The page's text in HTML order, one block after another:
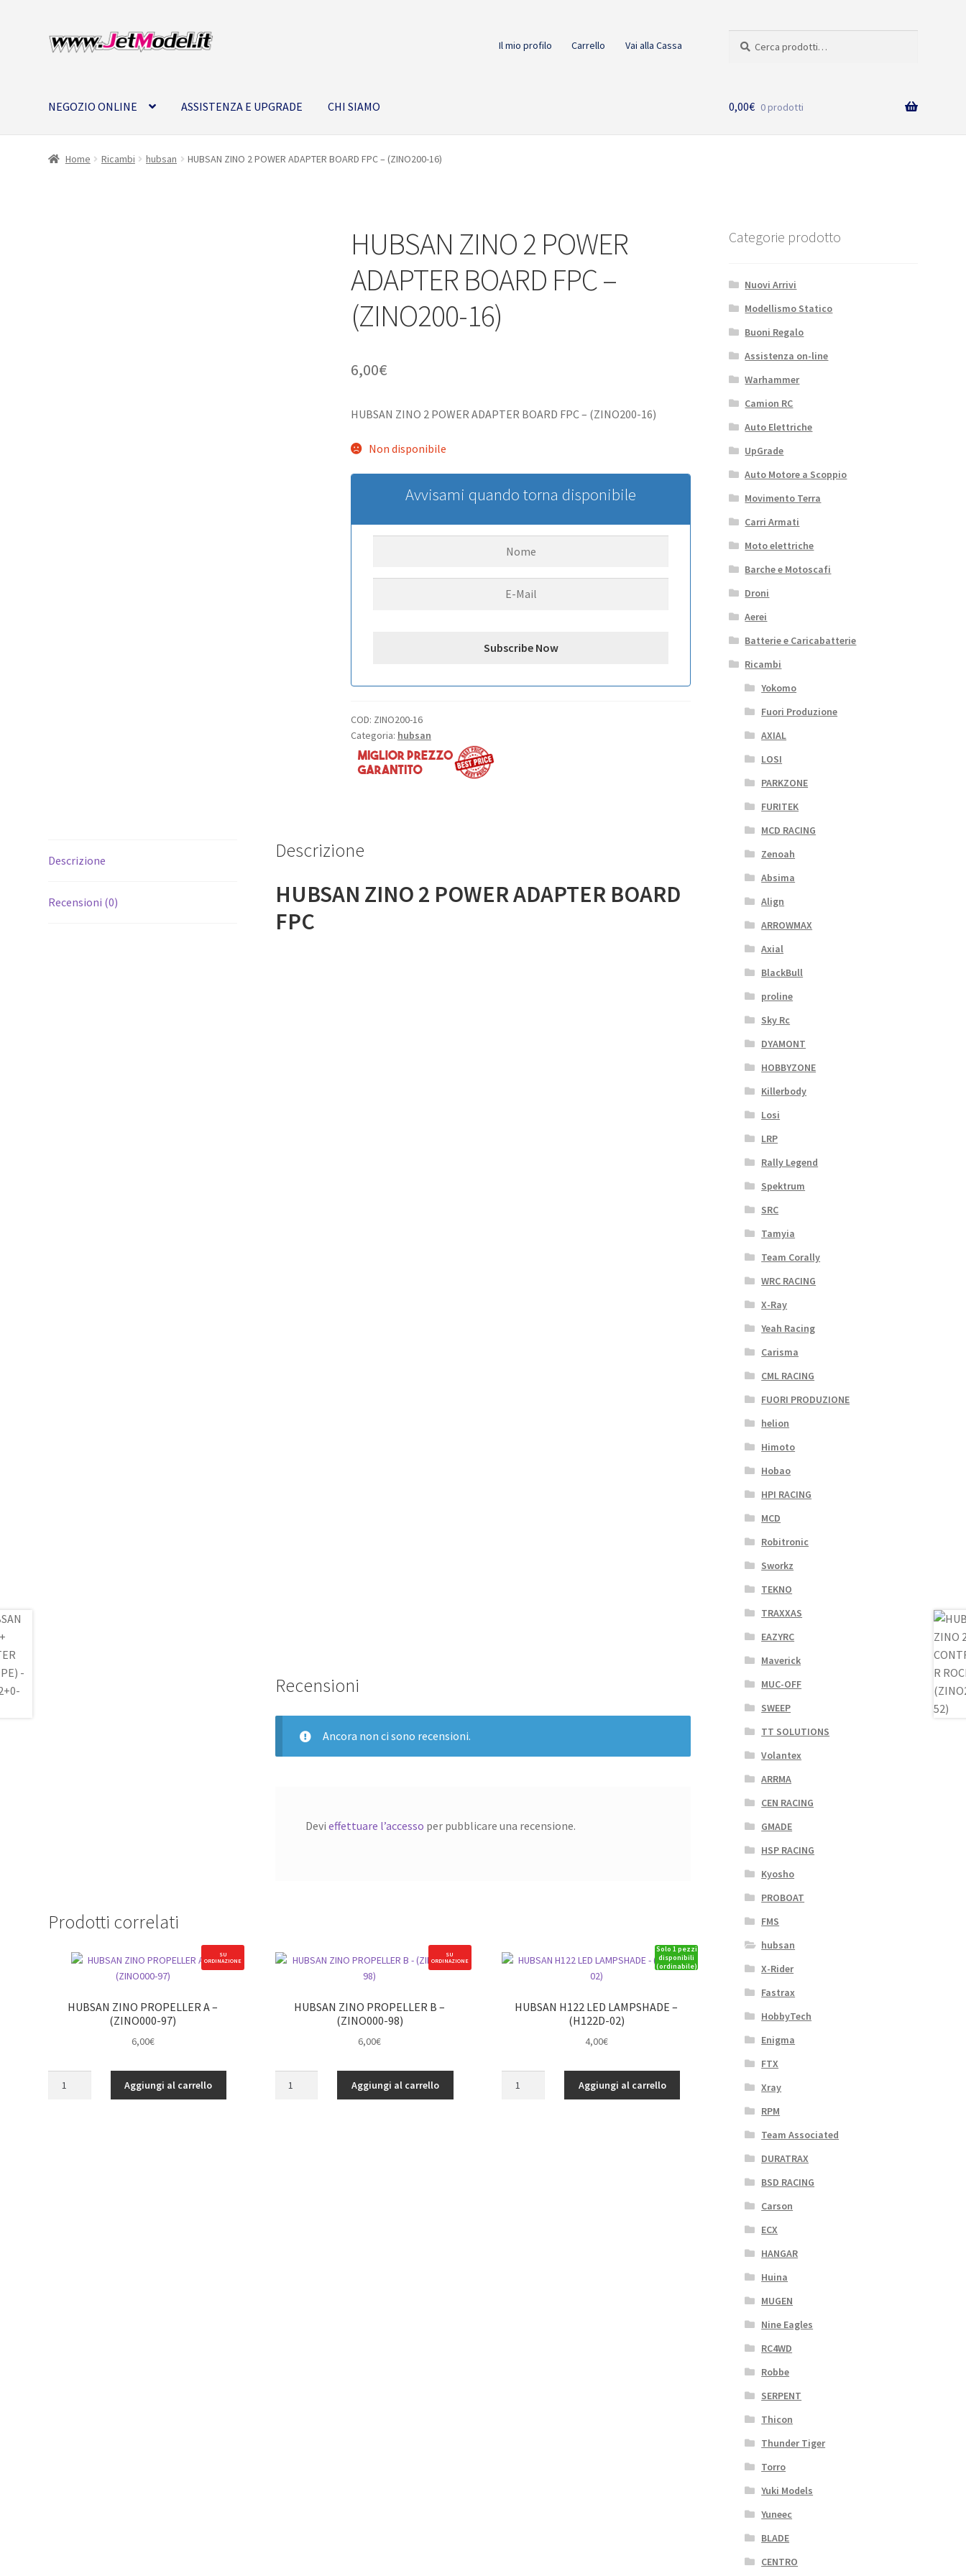
Vai
alla
Vai
al
Il mio profilo Carrello Vai alla Cassa
NEGOZIO ONLINE ASSISTENZA E UPGRADE CHI SIAMO 0,00€ 0 prodotti
Home Ricambi hubsan HUBSAN ZINO 2 POWER ADAPTER BOARD FPC – (ZINO200-16)
HUBSAN ZINO 2 POWER
ADAPTER BOARD FPC –
(ZINO200-16)
6,00€
HUBSAN ZINO 2 POWER ADAPTER BOARD FPC – (ZINO200-16)
Non disponibile
Avvisami quando torna disponibile
COD: ZINO200-16
Categoria: hubsan
Descrizione
Recensioni (0)
Descrizione
HUBSAN ZINO 2 POWER ADAPTER BOARD
FPC
Recensioni
Ancora non ci sono recensioni.
Devi effettuare l’accesso per pubblicare una recensione.
Prodotti correlati
SU
ORDINAZIONE
HUBSAN ZINO PROPELLER A –
(ZINO000-97)
6,00€
Aggiungi al carrello
SU
ORDINAZIONE
HUBSAN ZINO PROPELLER B –
(ZINO000-98)
6,00€
Aggiungi al carrello
Solo 1 pezzi
disponibili
(ordinabile)
HUBSAN H122 LED LAMPSHADE –
(H122D-02)
4,00€
Aggiungi al carrello
Categorie prodotto
Nuovi Arrivi
Modellismo Statico
Buoni Regalo
Assistenza on-line
Warhammer
Camion RC
Auto Elettriche
UpGrade
Auto Motore a Scoppio
Movimento Terra
Carri Armati
Moto elettriche
Barche e Motoscafi
Droni
Aerei
Batterie e Caricabatterie
Ricambi
Yokomo
Fuori Produzione
AXIAL
LOSI
PARKZONE
FURITEK
MCD RACING
Zenoah
Absima
Align
ARROWMAX
Axial
BlackBull
proline
Sky Rc
DYAMONT
HOBBYZONE
Killerbody
Losi
LRP
Rally Legend
Spektrum
SRC
Tamyia
Team Corally
WRC RACING
X-Ray
Yeah Racing
Carisma
CML RACING
FUORI PRODUZIONE
helion
Himoto
Hobao
HPI RACING
MCD
Robitronic
Sworkz
TEKNO
TRAXXAS
EAZYRC
Maverick
MUC-OFF
SWEEP
TT SOLUTIONS
Volantex
ARRMA
CEN RACING
GMADE
HSP RACING
Kyosho
PROBOAT
FMS
hubsan
X-Rider
Fastrax
HobbyTech
Enigma
FTX
Xray
RPM
Team Associated
DURATRAX
BSD RACING
Carson
ECX
HANGAR
Huina
MUGEN
Nine Eagles
RC4WD
Robbe
SERPENT
Thicon
Thunder Tiger
Torro
Yuki Models
Yuneec
BLADE
CENTRO